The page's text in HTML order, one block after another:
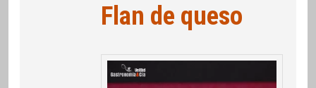
Flan de queso